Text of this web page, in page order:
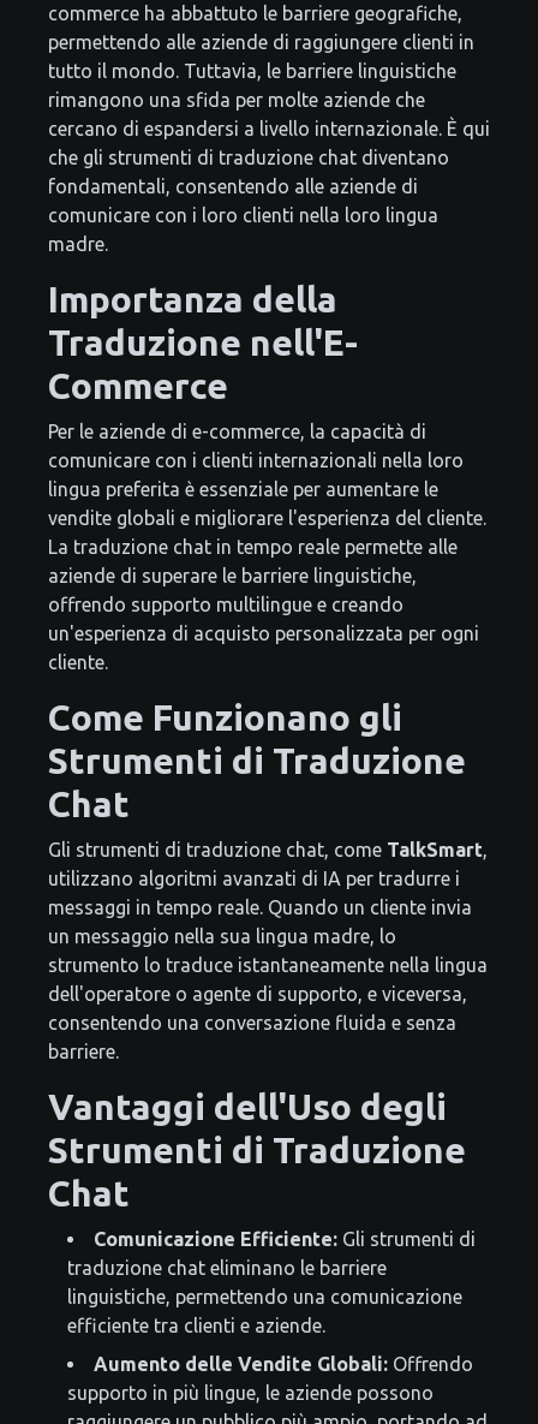
commerce ha abbattuto le barriere geografiche,
permettendo alle aziende di raggiungere clienti in
tutto il mondo. Tuttavia, le barriere linguistiche
rimangono una sfida per molte aziende che
cercano di espandersi a livello internazionale. È qui
che gli strumenti di traduzione chat diventano
fondamentali, consentendo alle aziende di
comunicare con i loro clienti nella loro lingua
madre.
Importanza della
Traduzione nell'E-
Commerce
Per le aziende di e-commerce, la capacità di
comunicare con i clienti internazionali nella loro
lingua preferita è essenziale per aumentare le
vendite globali e migliorare l'esperienza del cliente.
La traduzione chat in tempo reale permette alle
aziende di superare le barriere linguistiche,
offrendo supporto multilingue e creando
un'esperienza di acquisto personalizzata per ogni
cliente.
Come Funzionano gli
Strumenti di Traduzione
Chat
Gli strumenti di traduzione chat, come TalkSmart
utilizzano algoritmi avanzati di IA per tradurre i
messaggi in tempo reale. Quando un cliente invia
un messaggio nella sua lingua madre, lo
strumento lo traduce istantaneamente nella lingua
dell'operatore o agente di supporto, e viceversa,
consentendo una conversazione fluida e senza
barriere.
Vantaggi dell'Uso degli
Strumenti di Traduzione
Chat
Comunicazione Efficiente: Gli strumenti di
traduzione chat eliminano le barriere
linguistiche, permettendo una comunicazione
efficiente tra clienti e aziende.
Aumento delle Vendite Globali: Offrendo
supporto in più lingue, le aziende possono